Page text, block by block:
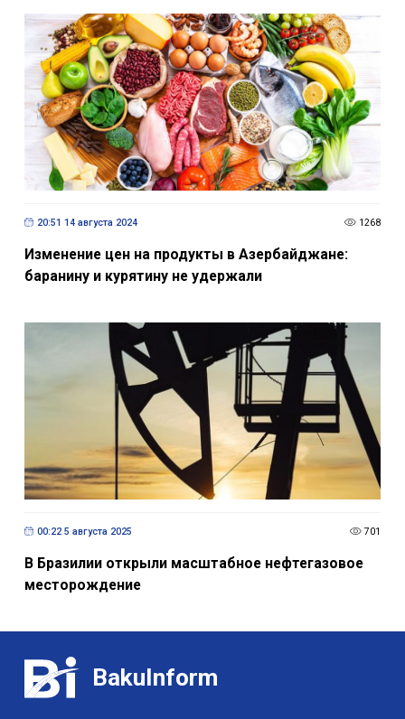
20:51 14 августа 2024 1268
Изменение цен на продукты в Азербайджане:
баранину и курятину не удержали
00:22 5 августа 2025 701
В Бразилии открыли масштабное нефтегазовое
месторождение
BakuInform